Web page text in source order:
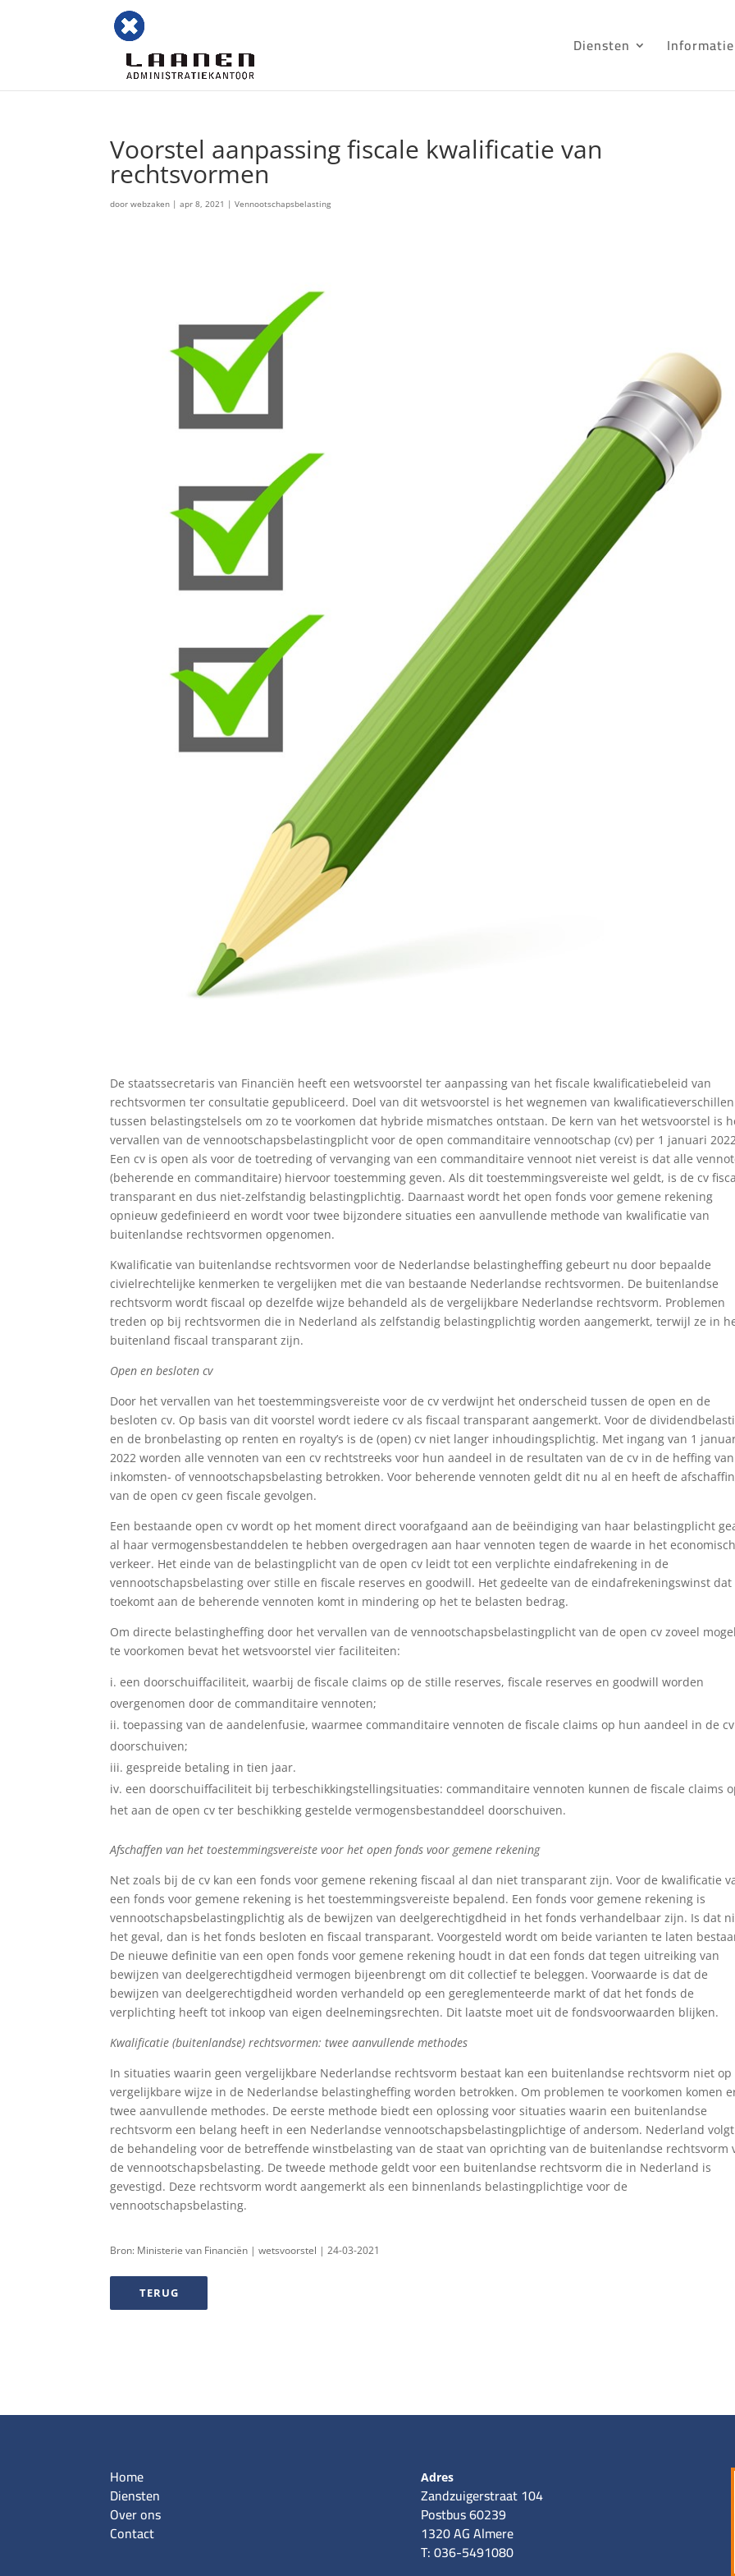
Diensten Informatie
Voorstel aanpassing fiscale kwalificatie van
rechtsvormen
doorwebzaken |apr 8, 2021 |Vennootschapsbelasting
De staatssecretaris van Financiën heeft een wetsvoorstel ter aanpassing van het fiscale kwalificatiebeleid van
rechtsvormen ter consultatie gepubliceerd. Doel van dit wetsvoorstel is het wegnemen van kwalificatieverschillen
tussen belastingstelsels om zo te voorkomen dat hybride mismatches ontstaan. De kern van het wetsvoorstel is
vervallen van de vennootschapsbelastingplicht voor de open commanditaire vennootschap (cv) per 1 januari
Een cv is open als voor de toetreding of vervanging van een commanditaire vennoot niet vereist is dat alle
(beherende en commanditaire) hiervoor toestemming geven. Als dit toestemmingsvereiste wel geldt, is de cv
transparant en dus niet-zelfstandig belastingplichtig. Daarnaast wordt het open fonds voor gemene rekening
opnieuw gedefinieerd en wordt voor twee bijzondere situaties een aanvullende methode van kwalificatie van
buitenlandse rechtsvormen opgenomen.
Kwalificatie van buitenlandse rechtsvormen voor de Nederlandse belastingheffing gebeurt nu door bepaalde
civielrechtelijke kenmerken te vergelijken met die van bestaande Nederlandse rechtsvormen. De buitenlandse
rechtsvorm wordt fiscaal op dezelfde wijze behandeld als de vergelijkbare Nederlandse rechtsvorm. Problemen
treden op bij rechtsvormen die in Nederland als zelfstandig belastingplichtig worden aangemerkt, terwijl ze in
buitenland fiscaal transparant zijn.
Open en besloten cv
Door het vervallen van het toestemmingsvereiste voor de cv verdwijnt het onderscheid tussen de open en de
besloten cv. Op basis van dit voorstel wordt iedere cv als fiscaal transparant aangemerkt. Voor de
en de bronbelasting op renten en royalty’s is de (open) cv niet langer inhoudingsplichtig. Met ingang van 1
2022 worden alle vennoten van een cv rechtstreeks voor hun aandeel in de resultaten van de cv in de heffing van
inkomsten- of vennootschapsbelasting betrokken. Voor beherende vennoten geldt dit nu al en heeft de
van de open cv geen fiscale gevolgen.
Een bestaande open cv wordt op het moment direct voorafgaand aan de beëindiging van haar belastingplicht
al haar vermogensbestanddelen te hebben overgedragen aan haar vennoten tegen de waarde in het
verkeer. Het einde van de belastingplicht van de open cv leidt tot een verplichte eindafrekening in de
vennootschapsbelasting over stille en fiscale reserves en goodwill. Het gedeelte van de eindafrekeningswinst dat
toekomt aan de beherende vennoten komt in mindering op het te belasten bedrag.
Om directe belastingheffing door het vervallen van de vennootschapsbelastingplicht van de open cv zoveel
te voorkomen bevat het wetsvoorstel vier faciliteiten:
een doorschuiffaciliteit, waarbij de fiscale claims op de stille reserves, fiscale reserves en goodwill worden
overgenomen door de commanditaire vennoten;
toepassing van de aandelenfusie, waarmee commanditaire vennoten de fiscale claims op hun aandeel in de cv
doorschuiven;
gespreide betaling in tien jaar.
een doorschuiffaciliteit bij terbeschikkingstellingsituaties: commanditaire vennoten kunnen de fiscale claims
het aan de open cv ter beschikking gestelde vermogensbestanddeel doorschuiven.
Afschaffen van het toestemmingsvereiste voor het open fonds voor gemene rekening
Net zoals bij de cv kan een fonds voor gemene rekening fiscaal al dan niet transparant zijn. Voor de kwalificatie
een fonds voor gemene rekening is het toestemmingsvereiste bepalend. Een fonds voor gemene rekening is
vennootschapsbelastingplichtig als de bewijzen van deelgerechtigdheid in het fonds verhandelbaar zijn. Is dat
het geval, dan is het fonds besloten en fiscaal transparant. Voorgesteld wordt om beide varianten te laten
De nieuwe definitie van een open fonds voor gemene rekening houdt in dat een fonds dat tegen uitreiking van
bewijzen van deelgerechtigdheid vermogen bijeenbrengt om dit collectief te beleggen. Voorwaarde is dat de
bewijzen van deelgerechtigdheid worden verhandeld op een gereglementeerde markt of dat het fonds de
verplichting heeft tot inkoop van eigen deelnemingsrechten. Dit laatste moet uit de fondsvoorwaarden blijken.
Kwalificatie (buitenlandse) rechtsvormen: twee aanvullende methodes
In situaties waarin geen vergelijkbare Nederlandse rechtsvorm bestaat kan een buitenlandse rechtsvorm niet op
vergelijkbare wijze in de Nederlandse belastingheffing worden betrokken. Om problemen te voorkomen komen
twee aanvullende methodes. De eerste methode biedt een oplossing voor situaties waarin een buitenlandse
rechtsvorm een belang heeft in een Nederlandse vennootschapsbelastingplichtige of andersom. Nederland
de behandeling voor de betreffende winstbelasting van de staat van oprichting van de buitenlandse rechtsvorm
de vennootschapsbelasting. De tweede methode geldt voor een buitenlandse rechtsvorm die in Nederland is
gevestigd. Deze rechtsvorm wordt aangemerkt als een binnenlands belastingplichtige voor de
vennootschapsbelasting.
Bron: Ministerie van Financiën | wetsvoorstel | 24-03-2021
TERUG
Home
Diensten
Over ons
Contact
Adres
Zandzuigerstraat 104
Postbus 60239
1320 AG Almere
T: 036-5491080